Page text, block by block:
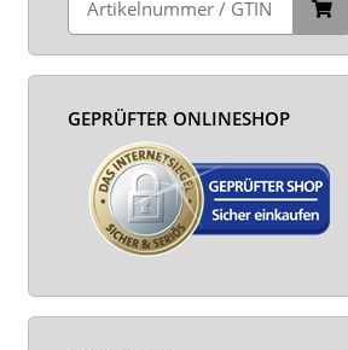
GEPRÜFTER ONLINESHOP